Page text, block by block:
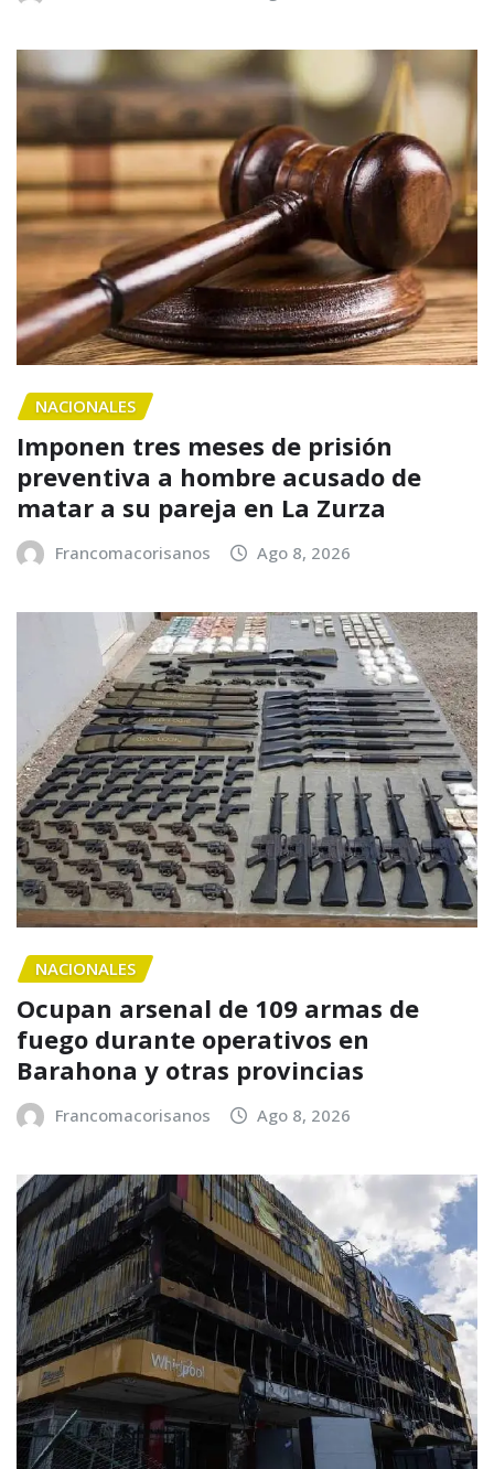
NACIONALES
Imponen tres meses de prisión
preventiva a hombre acusado de
matar a su pareja en La Zurza
Francomacorisanos Ago 8, 2026
NACIONALES
Ocupan arsenal de 109 armas de
fuego durante operativos en
Barahona y otras provincias
Francomacorisanos Ago 8, 2026